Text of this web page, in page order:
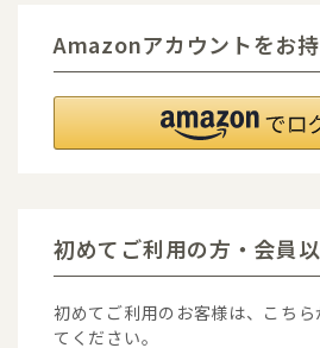
Amazonアカウントをお
初めてご利用の方・会員
初めてご利用のお客様は、こち
てください。